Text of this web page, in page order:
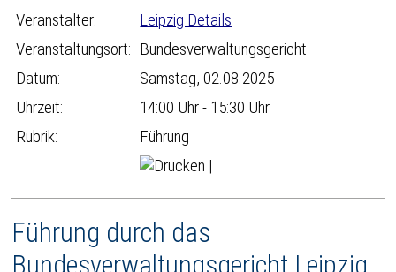
Veranstalter:
Leipzig Details
Veranstaltungsort: Bundesverwaltungsgericht
Datum:
Samstag, 02.08.2025
Uhrzeit:
14:00 Uhr - 15:30 Uhr
Rubrik:
Führung
|
Führung durch das
Bundesverwaltungsgericht Leipzig